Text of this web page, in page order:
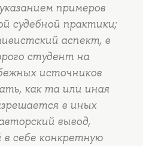
примеров
судебной практики;
аспект, в
студент на
источников
как та или иная
в иных
вывод,
себе конкретную